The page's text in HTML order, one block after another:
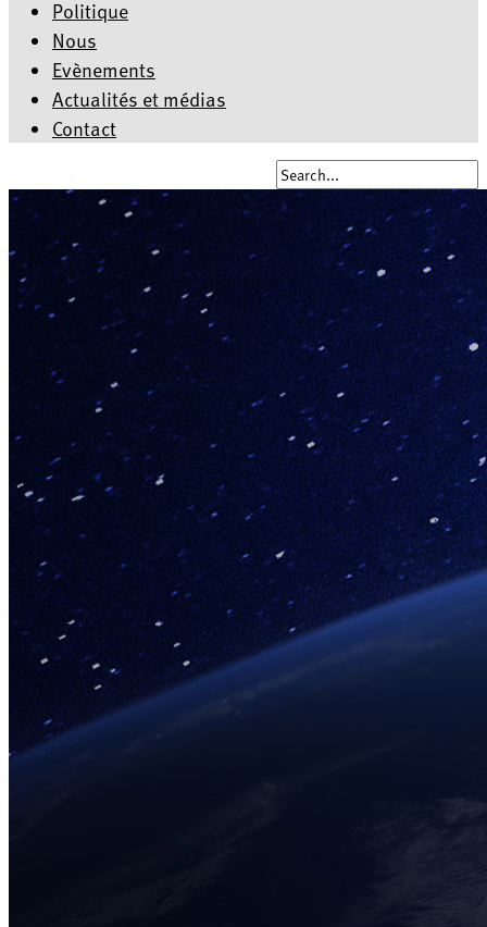
Politique
Nous
Evènements
Actualités et médias
Contact